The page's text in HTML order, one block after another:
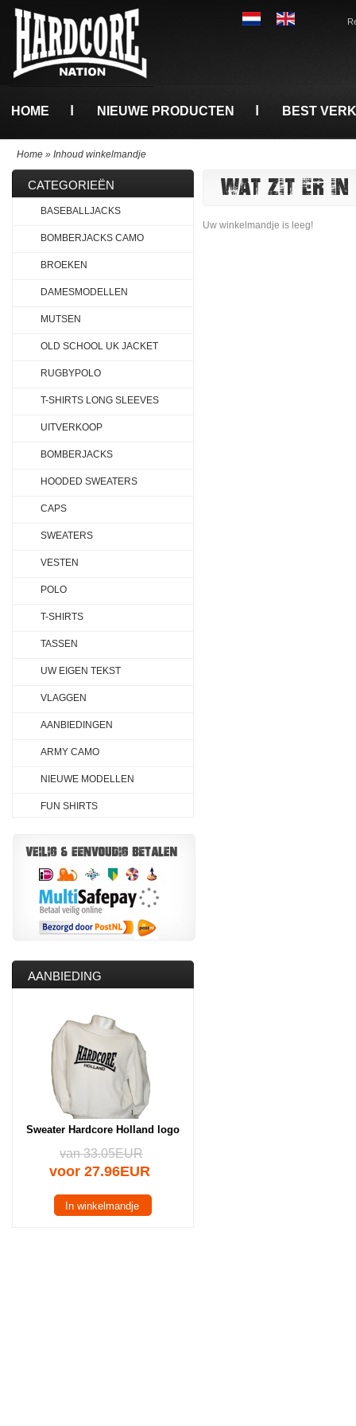
HOME NIEUWE PRODUCTEN BEST
Home » Inhoud winkelmandje
WAT ZIT ER
Uw winkelmandje is leeg!
CATEGORIEËN
BASEBALLJACKS
BOMBERJACKS CAMO
BROEKEN
DAMESMODELLEN
MUTSEN
OLD SCHOOL UK JACKET
RUGBYPOLO
T-SHIRTS LONG SLEEVES
UITVERKOOP
BOMBERJACKS
HOODED SWEATERS
CAPS
SWEATERS
VESTEN
POLO
T-SHIRTS
TASSEN
UW EIGEN TEKST
VLAGGEN
AANBIEDINGEN
ARMY CAMO
NIEUWE MODELLEN
FUN SHIRTS
AANBIEDING
Sweater Hardcore Holland logo
van 33.05EUR
voor 27.96EUR
In winkelmandje